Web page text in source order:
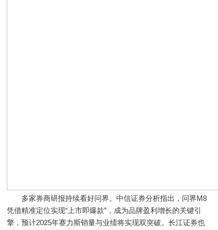
多家券商研报持续看好问界。中信证券分析指出，问界M8
凭借精准定位实现“上市即爆款”，成为品牌盈利增长的关键引
擎，预计2025年赛力斯销量与业绩将实现双突破。长江证券也